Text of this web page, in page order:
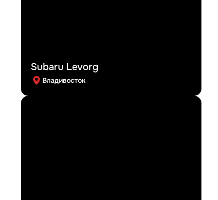
Subaru Levorg
Владивосток